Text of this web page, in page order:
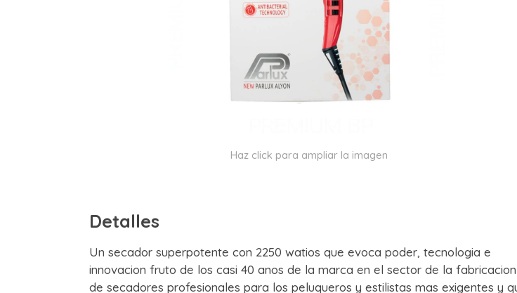
Haz click para ampliar la imagen
Detalles
Un secador superpotente con 2250 watios que evoca poder, tecnologia e
innovacion fruto de los casi 40 anos de la marca en el sector de la fabricacion
de secadores profesionales para los peluqueros y estilistas mas exigentes y